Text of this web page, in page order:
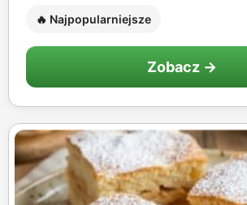
🔥 Najpopularniejsze
Zobacz →